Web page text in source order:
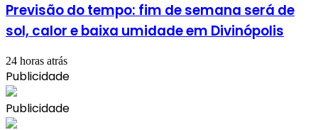
Previsão do tempo: fim de semana será de
sol, calor e baixa umidade em Divinópolis
24 horas atrás
Publicidade
Publicidade